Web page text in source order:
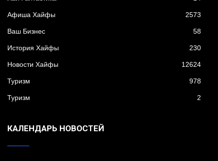
Афиша Хайфы 2573
Ваш Бизнес 58
История Хайфы 230
Новости Хайфы 12624
Туризм 978
Туризм 2
КАЛЕНДАРЬ НОВОСТЕЙ